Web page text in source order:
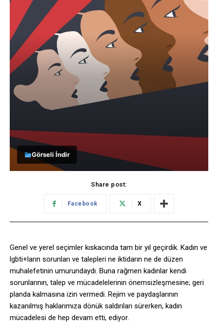
Görseli İndir
Share post:
Facebook X
Genel ve yerel seçimler kıskacında tam bir yıl geçirdik. Kadın ve
lgbti+ların sorunları ve talepleri ne iktidarın ne de düzen
muhalefetinin umurundaydı. Buna rağmen kadınlar kendi
sorunlarının, talep ve mücadelelerinin önemsizleşmesine; geri
planda kalmasına izin vermedi. Rejim ve paydaşlarının
kazanılmış haklarımıza dönük saldırıları sürerken, kadın
mücadelesi de hep devam etti, ediyor.